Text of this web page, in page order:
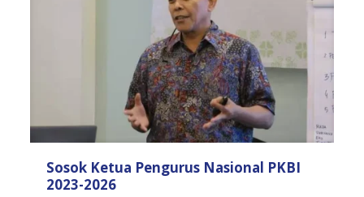
Sosok Ketua Pengurus Nasional PKBI
2023-2026